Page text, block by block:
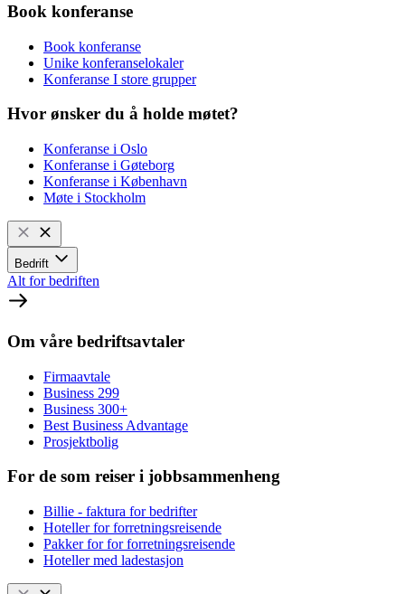
Book konferanse
Book konferanse
Unike konferanselokaler
Konferanse I store grupper
Hvor ønsker du å holde møtet?
Konferanse i Oslo
Konferanse i Gøteborg
Konferanse i København
Møte i Stockholm
Bedrift
Alt for bedriften
Om våre bedriftsavtaler
Firmaavtale
Business 299
Business 300+
Best Business Advantage
Prosjektbolig
For de som reiser i jobbsammenheng
Billie - faktura for bedrifter
Hoteller for forretningsreisende
Pakker for for forretningsreisende
Hoteller med ladestasjon